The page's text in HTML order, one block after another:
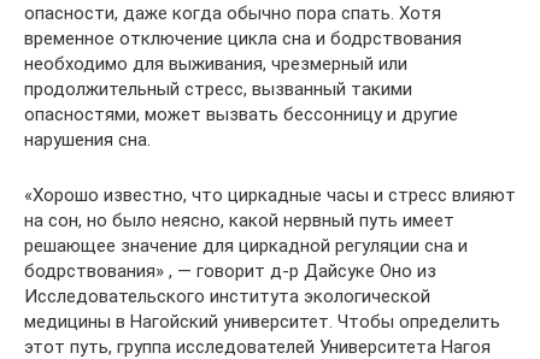
опасности, даже когда обычно пора спать. Хотя
временное отключение цикла сна и бодрствования
необходимо для выживания, чрезмерный или
продолжительный стресс, вызванный такими
опасностями, может вызвать бессонницу и другие
нарушения сна.
«Хорошо известно, что циркадные часы и стресс влияют
на сон, но было неясно, какой нервный путь имеет
решающее значение для циркадной регуляции сна и
бодрствования» , — говорит д-р Дайсуке Оно из
Исследовательского института экологической
медицины в Нагойский университет. Чтобы определить
этот путь, группа исследователей Университета Нагоя